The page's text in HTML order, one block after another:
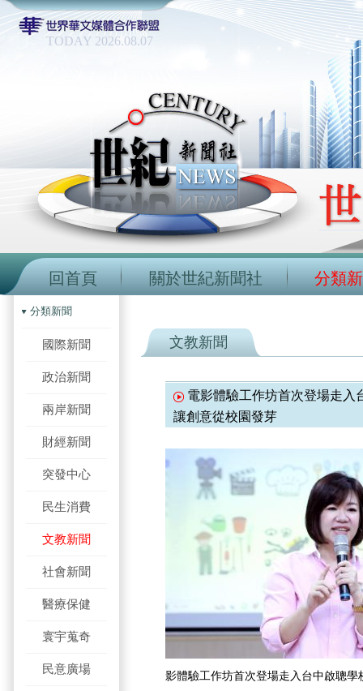
TODAY 2026.08.07
回首頁 關於世紀新聞社 分類
分類新聞
國際新聞
政治新聞
兩岸新聞
財經新聞
突發中心
民生消費
文教新聞
社會新聞
醫療保健
寰宇蒐奇
民意廣場
文教新聞
電影體驗工作坊首次登場走入
讓創意從校園發芽
影體驗工作坊首次登場走入台中啟聰